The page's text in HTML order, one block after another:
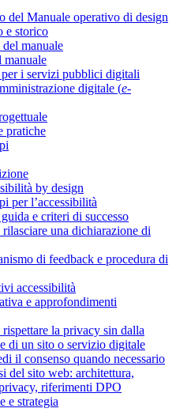
del Manuale operativo di design
e storico
manuale
manuale
i servizi pubblici digitali
digitale (e-
pratiche
by design
per l’accessibilità
e criteri di successo
una dichiarazione di
di feedback e procedura di
accessibilità
e approfondimenti
la privacy sin dalla
di un sito o servizio digitale
il consenso quando necessario
del sito web: architettura,
riferimenti DPO
e strategia